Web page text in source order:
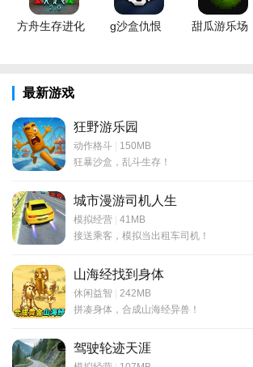
方舟生存进化 g沙盒仇恨 甜瓜游乐场
最新游戏
狂野游乐园
动作格斗 | 150MB
狂暴沙盒，乱斗生存！
城市漫游司机人生
模拟经营 | 41MB
接送乘客，模拟当出租车司机！
山海经找到身体
休闲益智 | 242MB
拼凑身体，合成山海经异兽！
驾驶轮迹天涯